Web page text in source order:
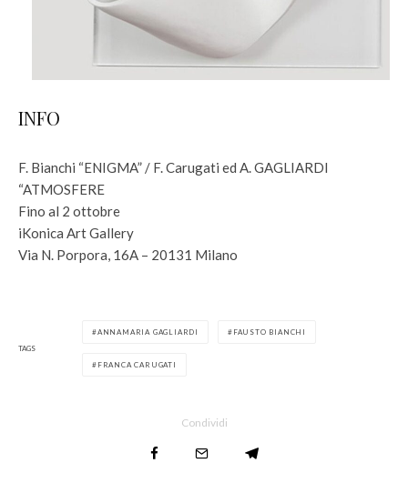
INFO
F. Bianchi “ENIGMA” / F. Carugati ed A. GAGLIARDI
“ATMOSFERE
Fino al 2 ottobre
iKonica Art Gallery
Via N. Porpora, 16A – 20131 Milano
TAGS
ANNAMARIA GAGLIARDI FAUSTO BIANCHI
FRANCA CARUGATI
Condividi